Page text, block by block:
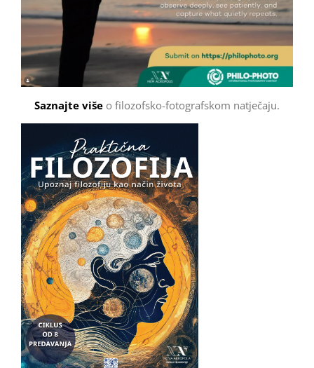
Saznajte više o filozofsko-fotografskom natječaju.